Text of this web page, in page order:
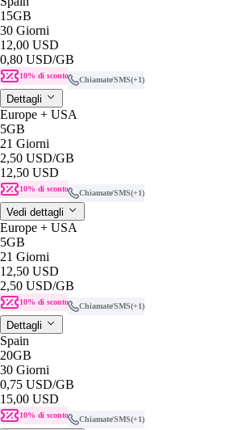
15GB
30 Giorni
12,00 USD
0,80 USD/GB
10% di sconto Chiamate/SMS(+1)
Dettagli
Europe + USA
5GB
21 Giorni
2,50 USD/GB
12,50 USD
10% di sconto Chiamate/SMS(+1)
Vedi dettagli
Europe + USA
5GB
21 Giorni
12,50 USD
2,50 USD/GB
10% di sconto Chiamate/SMS(+1)
Dettagli
Spain
20GB
30 Giorni
0,75 USD/GB
15,00 USD
10% di sconto Chiamate/SMS(+1)